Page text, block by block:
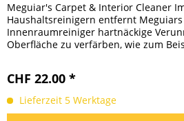
Meguiar's Carpet & Interior Cleaner
Haushaltsreinigern entfernt
Innenraumreiniger hartnäckige
Oberfläche zu verfärben, wie zum
CHF 22.00 *
Lieferzeit 5 Werktage